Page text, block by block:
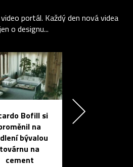
portál. Každý den nová videa
o designu...
Bofill si
na
bývalou
továrnu na
cement